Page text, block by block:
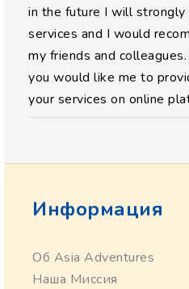
in the future I will strongly
services and I would
my friends and
you would like me to
your services on online
Информация
Об Asia Adventures
Наша Миссия